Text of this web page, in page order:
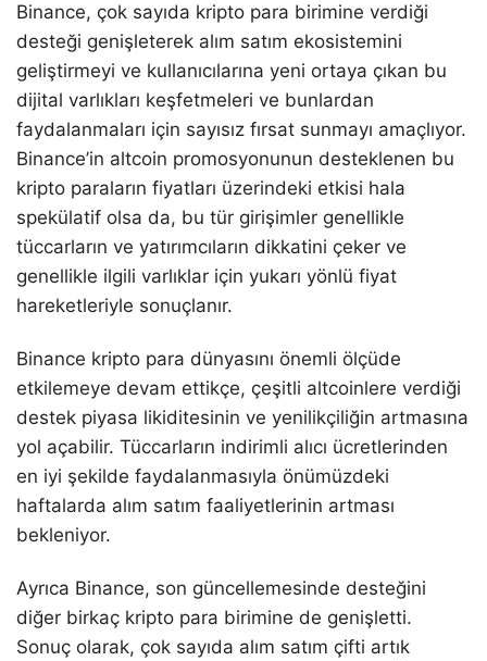
Binance, çok sayıda kripto para birimine verdiği
desteği genişleterek alım satım ekosistemini
geliştirmeyi ve kullanıcılarına yeni ortaya çıkan bu
dijital varlıkları keşfetmeleri ve bunlardan
faydalanmaları için sayısız fırsat sunmayı amaçlıyor.
Binance’in altcoin promosyonunun desteklenen bu
kripto paraların fiyatları üzerindeki etkisi hala
spekülatif olsa da, bu tür girişimler genellikle
tüccarların ve yatırımcıların dikkatini çeker ve
genellikle ilgili varlıklar için yukarı yönlü fiyat
hareketleriyle sonuçlanır.
Binance kripto para dünyasını önemli ölçüde
etkilemeye devam ettikçe, çeşitli altcoinlere verdiği
destek piyasa likiditesinin ve yenilikçiliğin artmasına
yol açabilir. Tüccarların indirimli alıcı ücretlerinden
en iyi şekilde faydalanmasıyla önümüzdeki
haftalarda alım satım faaliyetlerinin artması
bekleniyor.
Ayrıca Binance, son güncellemesinde desteğini
diğer birkaç kripto para birimine de genişletti.
Sonuç olarak, çok sayıda alım satım çifti artık